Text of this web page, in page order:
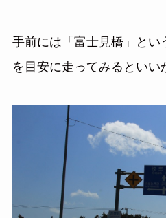
手前には「富士見橋」とい
を目安に走ってみるといい